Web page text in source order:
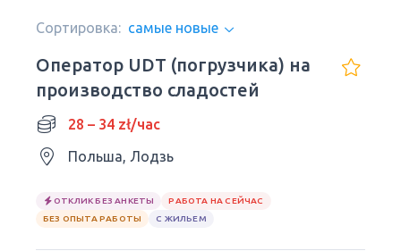
Сортировка: самые новые
Оператор UDT (погрузчика) на
производство сладостей
28 – 34 zł/час
Польша, Лодзь
ОТКЛИК БЕЗ АНКЕТЫ
РАБОТА НА СЕЙЧАС
БЕЗ ОПЫТА РАБОТЫ
С ЖИЛЬЕМ